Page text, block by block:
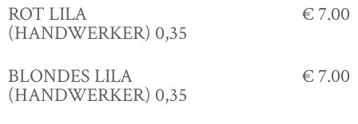
ROT LILA
(HANDWERKER) 0,35
€ 7.00
BLONDES LILA
(HANDWERKER) 0,35
€ 7.00